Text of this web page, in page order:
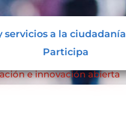
servicios a la ciudadanía
Participa
e innovación abierta
servicios a la ciudadanía
Participa
abierta